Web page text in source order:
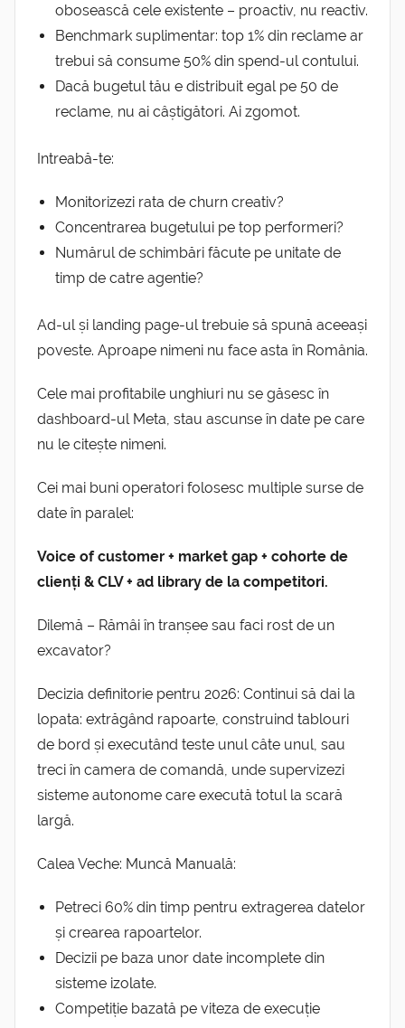
obosească cele existente – proactiv, nu reactiv.
Benchmark suplimentar: top 1% din reclame ar
trebui să consume 50% din spend-ul contului.
Dacă bugetul tău e distribuit egal pe 50 de
reclame, nu ai câștigători. Ai zgomot.
Intreabă-te:
Monitorizezi rata de churn creativ?
Concentrarea bugetului pe top performeri?
Numărul de schimbări făcute pe unitate de
timp de catre agentie?
Ad-ul și landing page-ul trebuie să spună aceeași
poveste. Aproape nimeni nu face asta în România.
Cele mai profitabile unghiuri nu se găsesc în
dashboard-ul Meta, stau ascunse în date pe care
nu le citește nimeni.
Cei mai buni operatori folosesc multiple surse de
date în paralel:
Voice of customer + market gap + cohorte de
clienți & CLV + ad library de la competitori.
Dilemă – Rămâi în tranșee sau faci rost de un
excavator?
Decizia definitorie pentru 2026: Continui să dai la
lopata: extrăgând rapoarte, construind tablouri
de bord și executând teste unul câte unul, sau
treci în camera de comandă, unde supervizezi
sisteme autonome care execută totul la scară
largă.
Calea Veche: Muncă Manuală:
Petreci 60% din timp pentru extragerea datelor
și crearea rapoartelor.
Decizii pe baza unor date incomplete din
sisteme izolate.
Competiție bazată pe viteza de execuție